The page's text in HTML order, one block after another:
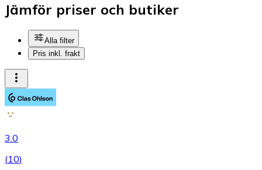
Jämför priser och butiker
Alla filter
Pris inkl. frakt
3.0
(10)